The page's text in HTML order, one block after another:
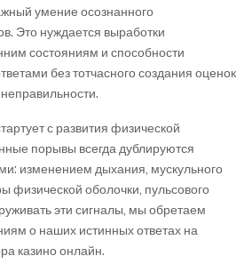
умение осознанного
Это нуждается выработки
состояниям и способности
без тотчасного создания оценок
с развития физической
порывы всегда дублируются
изменением дыхания, мускульного
физической оболочки, пульсового
эти сигналы, мы обретаем
о наших истинных ответах на
казино онлайн.